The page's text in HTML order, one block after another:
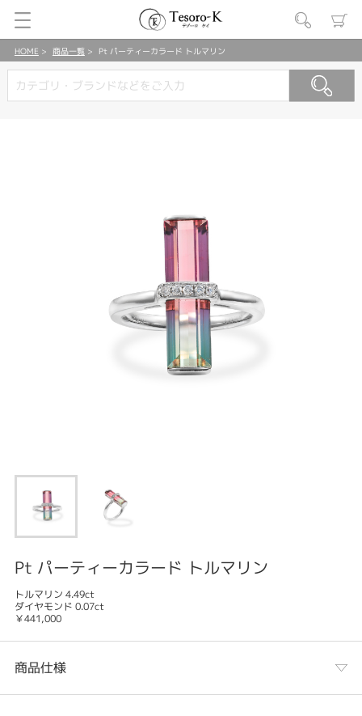
HOME 商品一覧 Pt パーティーカラード トルマリン
Pt パーティーカラード トルマリン
トルマリン 4.49ct
ダイヤモンド 0.07ct
￥441,000
商品仕様